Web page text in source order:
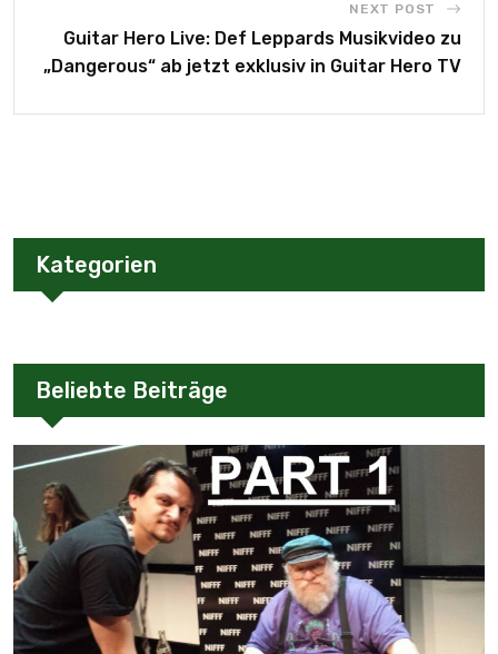
NEXT POST
Guitar Hero Live: Def Leppards Musikvideo zu
„Dangerous“ ab jetzt exklusiv in Guitar Hero TV
Kategorien
Beliebte Beiträge